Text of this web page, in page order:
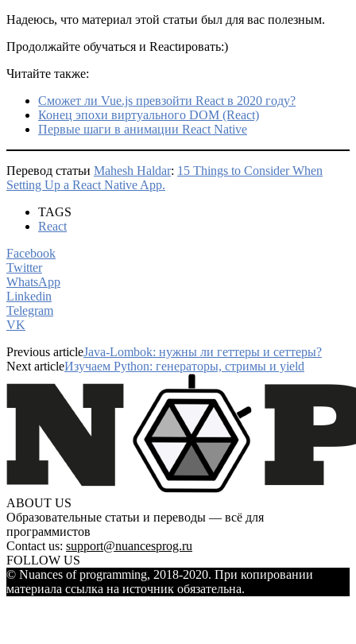
Надеюсь, что материал этой статьи был для вас полезным.
Продолжайте обучаться и Reactировать:)
Читайте также:
Сможет ли Vue.js превзойти React в 2020 году?
Конец эпохи виртуального DOM (React)
Первые шаги в анимации React Native
Перевод статьи Mahesh Haldar: 15 Things to Consider When
Setting Up a React Native App.
TAGS
React
Facebook
Twitter
WhatsApp
Linkedin
Telegram
VK
Previous articleJava-Lombok: нужны ли геттеры и сеттеры?
Next articleИзучаем Python: генераторы, стримы и yield
ABOUT US
Образовательные статьи и переводы — всё для
программистов
Contact us: support@nuancesprog.ru
FOLLOW US
© Nuances of programming, 2018-2020. При копировании
материала ссылка на источник обязательна.